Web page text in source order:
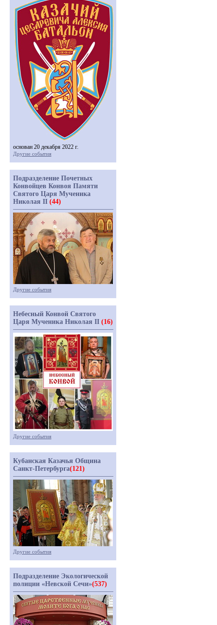
основан 20 декабря 2022 г.
Другие события
Подразделение Почетных
Конвойцев Конвоя Памяти
Святого Царя Мученика
Николая II (44)
Другие события
Небесный Конвой Святого
Царя Мученика Николая II (16)
Другие события
Кубанская Казачья Община
Санкт-Петербурга(121)
Другие события
Подразделение Экологической
полиции «Невской Сечи»(537)